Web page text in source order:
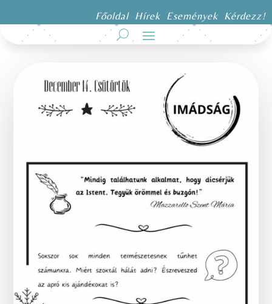
Főoldal Hírek Események Kérdezz!